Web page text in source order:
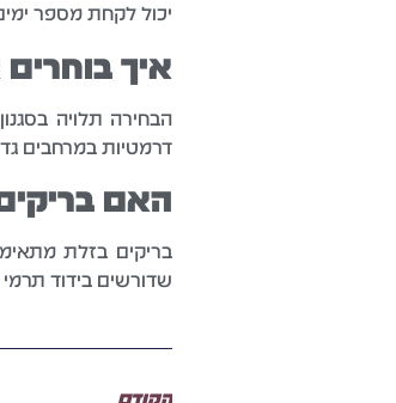
יכול לקחת מספר
איך
הבחירה תלויה
דרמטיות במרחבים
האם
בריקים בזלת
שדורשים בידוד